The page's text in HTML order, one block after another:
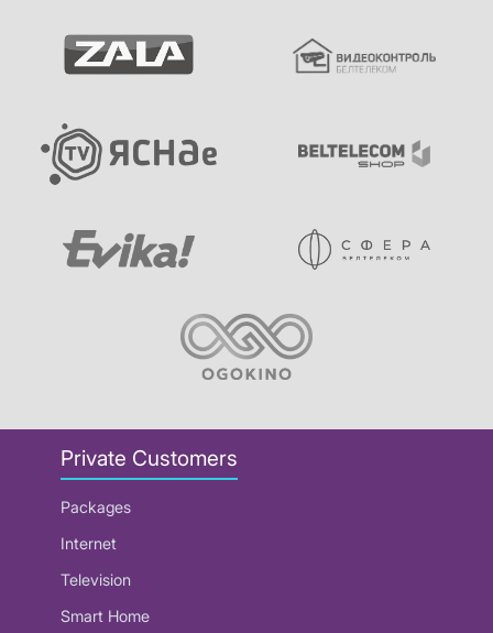
Private Customers
Packages
Internet
Television
Smart Home